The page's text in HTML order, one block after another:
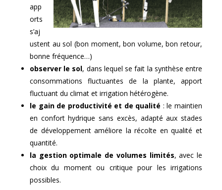
app
orts
s’aj
ustent au sol (bon moment, bon volume, bon retour,
bonne fréquence…)
observer le sol, dans lequel se fait la synthèse entre
consommations fluctuantes de la plante, apport
fluctuant du climat et irrigation hétérogène.
le gain de productivité et de qualité : le maintien
en confort hydrique sans excès, adapté aux stades
de développement améliore la récolte en qualité et
quantité.
la gestion optimale de volumes limités, avec le
choix du moment ou critique pour les irrigations
possibles.